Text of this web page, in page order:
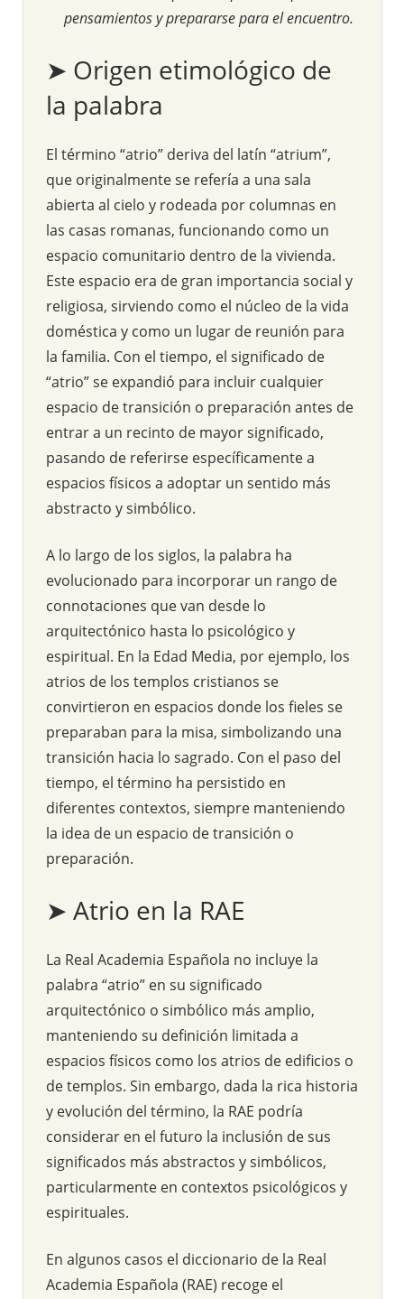
pensamientos y prepararse para el encuentro.
➤ Origen etimológico de
la palabra
El término “atrio” deriva del latín “atrium”,
que originalmente se refería a una sala
abierta al cielo y rodeada por columnas en
las casas romanas, funcionando como un
espacio comunitario dentro de la vivienda.
Este espacio era de gran importancia social y
religiosa, sirviendo como el núcleo de la vida
doméstica y como un lugar de reunión para
la familia. Con el tiempo, el significado de
“atrio” se expandió para incluir cualquier
espacio de transición o preparación antes de
entrar a un recinto de mayor significado,
pasando de referirse específicamente a
espacios físicos a adoptar un sentido más
abstracto y simbólico.
A lo largo de los siglos, la palabra ha
evolucionado para incorporar un rango de
connotaciones que van desde lo
arquitectónico hasta lo psicológico y
espiritual. En la Edad Media, por ejemplo, los
atrios de los templos cristianos se
convirtieron en espacios donde los fieles se
preparaban para la misa, simbolizando una
transición hacia lo sagrado. Con el paso del
tiempo, el término ha persistido en
diferentes contextos, siempre manteniendo
la idea de un espacio de transición o
preparación.
➤ Atrio en la RAE
La Real Academia Española no incluye la
palabra “atrio” en su significado
arquitectónico o simbólico más amplio,
manteniendo su definición limitada a
espacios físicos como los atrios de edificios o
de templos. Sin embargo, dada la rica historia
y evolución del término, la RAE podría
considerar en el futuro la inclusión de sus
significados más abstractos y simbólicos,
particularmente en contextos psicológicos y
espirituales.
En algunos casos el diccionario de la Real
Academia Española (RAE) recoge el